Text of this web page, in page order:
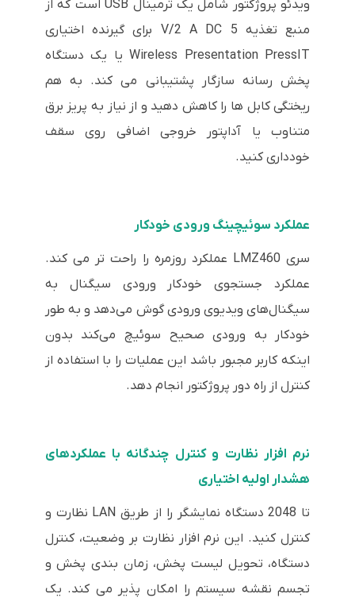
ویدئو پروژکتور شامل یک ترمینال USB است که از
منبع تغذیه 5 V/2 A DC برای گیرنده اختیاری
Wireless Presentation PressIT یا یک دستگاه
پخش رسانه سازگار پشتیبانی می کند. به هم
ریختگی کابل ها را کاهش دهید و از نیاز به پریز برق
متناوب یا آداپتور خروجی اضافی روی سقف
خودداری کنید.
عملکرد سوئیچینگ ورودی خودکار
سری LMZ460 عملکرد روزمره را راحت تر می کند.
عملکرد جستجوی خودکار ورودی سیگنال به
سیگنال‌های ویدیوی ورودی گوش می‌دهد و به طور
خودکار به ورودی صحیح سوئیچ می‌کند بدون
اینکه کاربر مجبور باشد این عملیات را با استفاده از
کنترل از راه دور پروژکتور انجام دهد.
نرم افزار نظارت و کنترل چندگانه با عملکردهای
هشدار اولیه اختیاری
تا 2048 دستگاه نمایشگر را از طریق LAN نظارت و
کنترل کنید. این نرم افزار نظارت بر وضعیت، کنترل
دستگاه، تحویل لیست پخش، زمان بندی پخش و
تجسم نقشه سیستم را امکان پذیر می کند. یک